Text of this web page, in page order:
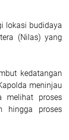
lokasi budidaya
(Nilas) yang
kedatangan
meninjau
melihat proses
hingga proses